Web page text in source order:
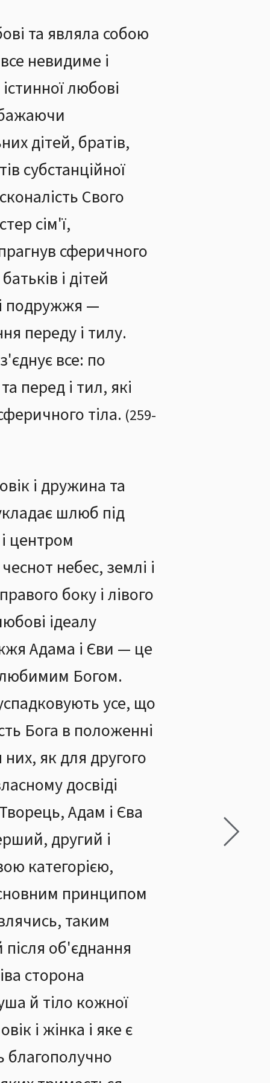
та являла собою
невидиме і
любові
дітей, братів,
субстанційної
Свого
сім'ї,
сферичного
і дітей
подружжя —
переду і тилу.
все: по
перед і тил, які
тіла. (259-
і дружина та
шлюб під
центром
небес, землі і
боку і лівого
ідеалу
Адама і Єви — це
любимим Богом.
усе, що
Бога в положенні
як для другого
досвіді
Адам і Єва
другий і
категорією,
принципом
таким
об'єднання
сторона
й тіло кожної
і жінка і яке є
благополучно